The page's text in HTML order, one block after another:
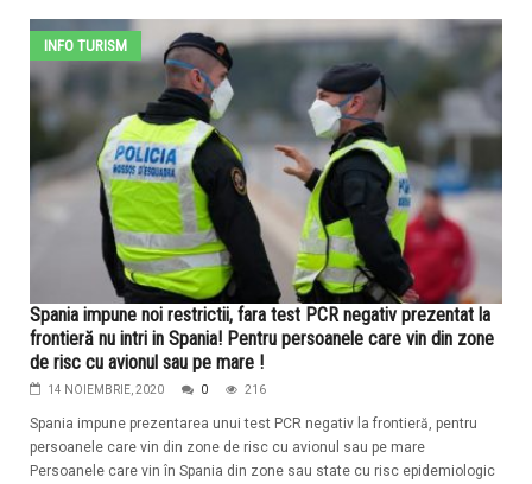
INFO TURISM
Spania impune noi restrictii, fara test PCR negativ prezentat la
frontieră nu intri in Spania! Pentru persoanele care vin din zone
de risc cu avionul sau pe mare !
14 NOIEMBRIE, 2020 0 216
Spania impune prezentarea unui test PCR negativ la frontieră, pentru
persoanele care vin din zone de risc cu avionul sau pe mare
Persoanele care vin în Spania din zone sau state cu risc epidemiologic